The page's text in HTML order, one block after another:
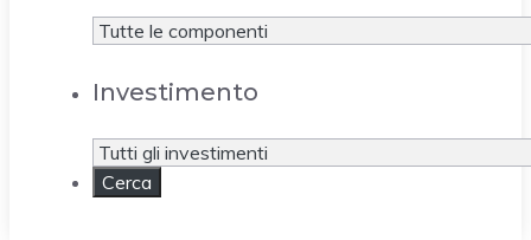
Investimento